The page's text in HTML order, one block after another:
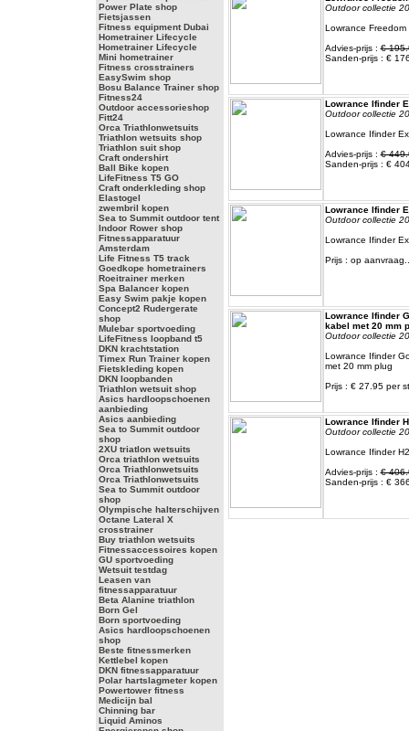
Power Plate shop
Fietsjassen
Fitness equipment Dubai
Hometrainer Lifecycle
Hometrainer Lifecycle
Mini hometrainer
Fitness crosstrainers
EasySwim shop
Bosu Balance Trainer shop
Fitness24
Outdoor accessorieshop
Fitt24
Orca Triathlonwetsuits
Triathlon wetsuits shop
Triathlon suit shop
Craft ondershirt
Ball Bike kopen
LifeFitness T5 GO
Craft onderkleding shop
Elastogel
zwembril kopen
Sea to Summit outdoor tent
Indoor Rower shop
Fitnessapparatuur
Amsterdam
Life Fitness T5 track
Goedkope hometrainers
Roeitrainer merken
Spa Balancer kopen
Easy Swim pakje kopen
Concept2 Rudergerate
shop
Mulebar sportvoeding
LifeFitness loopband t5
DKN krachtstation
Timex Run Trainer kopen
Fietskleding kopen
DKN loopbanden
Triathlon wetsuit shop
Asics hardloopschoenen
aanbieding
Asics aanbieding
Sea to Summit outdoor
shop
2XU triatlon wetsuits
Orca triathlon wetsuits
Orca Triathlonwetsuits
Orca Triathlonwetsuits
Sea to Summit outdoor
shop
Olympische halterschijven
Octane Lateral X
crosstrainer
Buy triathlon wetsuits
Fitnessaccessoires kopen
GU sportvoeding
Wetsuit testdag
Leasen van
fitnessapparatuur
Beta Alanine triathlon
Born Gel
Born sportvoeding
Asics hardloopschoenen
shop
Beste fitnessmerken
Kettlebel kopen
DKN fitnessapparatuur
Polar hartslagmeter kopen
Powertower fitness
Medicijn bal
Chinning bar
Liquid Aminos
Outdoor collectie
Lowrance Freedom
Advies-prijs :€
Sanden-prijs : €
Lowrance Ifinder
Outdoor collectie
Lowrance Ifinder
Advies-prijs :€
Sanden-prijs : €
Lowrance Ifinder
Outdoor collectie
Lowrance Ifinder
Prijs : op
Lowrance Ifinder
kabel met 20 mm
Outdoor collectie
Lowrance Ifinder
met 20 mm plug
Prijs : € 27.95 per
Lowrance Ifinder
Outdoor collectie
Lowrance Ifinder
Advies-prijs :€
Sanden-prijs : €